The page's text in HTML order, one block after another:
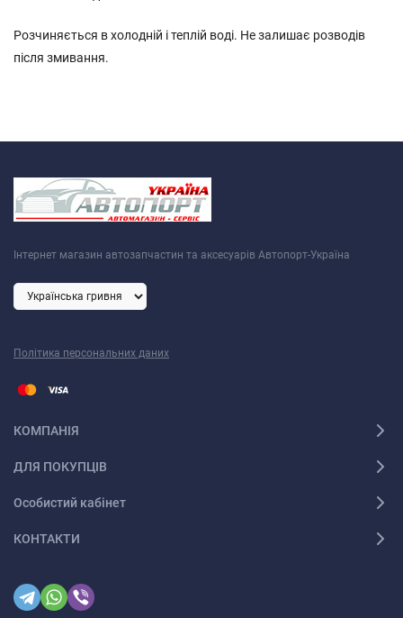
Розчиняється в холодній і теплій воді. Не залишає розводів
після змивання.
Інтернет магазин автозапчастин та аксесуарів Автопорт-Україна
Політика персональних даних
КОМПАНІЯ
ДЛЯ ПОКУПЦІВ
Особистий кабінет
КОНТАКТИ